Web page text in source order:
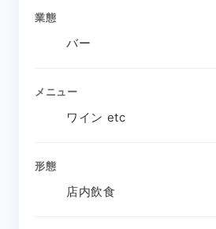
業態
バー
メニュー
ワイン etc
形態
店内飲食